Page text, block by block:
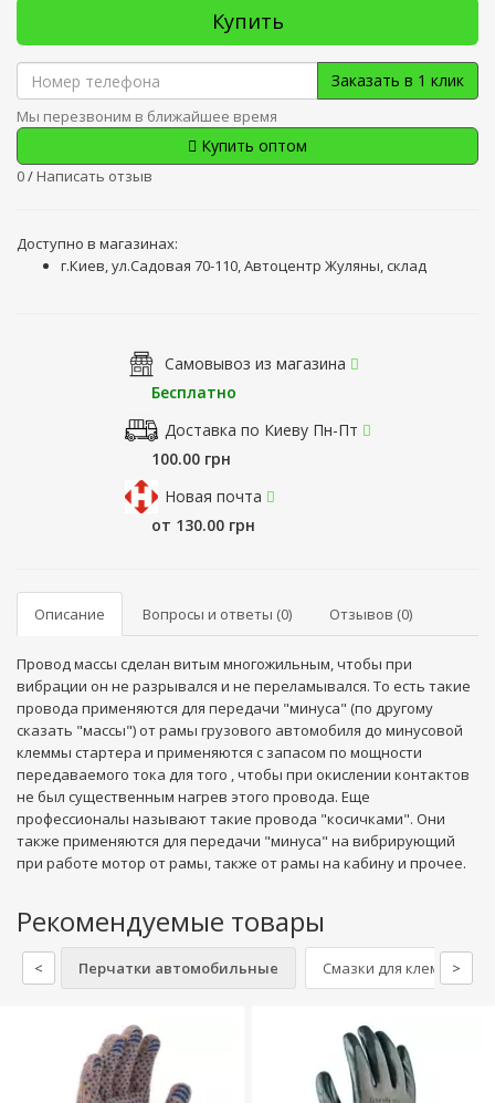
Купить
Заказать в 1 клик
Мы перезвоним в ближайшее время
Купить оптом
0/ Написать отзыв
Доступно в магазинах:
г.Киев, ул.Садовая 70-110, Автоцентр Жуляны, склад
Самовывоз из магазина
Бесплатно
Доставка по Киеву Пн-Пт
100.00 грн
Новая почта
от 130.00 грн
Описание Вопросы и ответы (0) Отзывов (0)
Провод массы сделан витым многожильным, чтобы при
вибрации он не разрывался и не переламывался. То есть такие
провода применяются для передачи "минуса" (по другому
сказать "массы") от рамы грузового автомобиля до минусовой
клеммы стартера и применяются с запасом по мощности
передаваемого тока для того , чтобы при окислении контактов
не был существенным нагрев этого провода. Еще
профессионалы называют такие провода "косичками". Они
также применяются для передачи "минуса" на вибрирующий
при работе мотор от рамы, также от рамы на кабину и прочее.
Рекомендуемые товары
< Перчатки автомобильные Смазки для клемм >